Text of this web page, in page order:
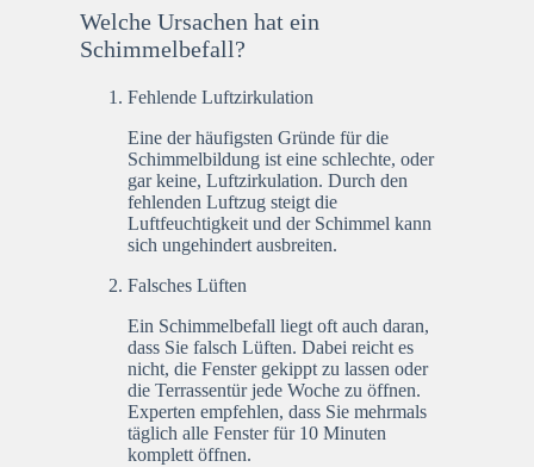
Welche Ursachen hat ein
Schimmelbefall?
Fehlende Luftzirkulation
Eine der häufigsten Gründe für die
Schimmelbildung ist eine schlechte, oder
gar keine, Luftzirkulation. Durch den
fehlenden Luftzug steigt die
Luftfeuchtigkeit und der Schimmel kann
sich ungehindert ausbreiten.
Falsches Lüften
Ein Schimmelbefall liegt oft auch daran,
dass Sie falsch Lüften. Dabei reicht es
nicht, die Fenster gekippt zu lassen oder
die Terrassentür jede Woche zu öffnen.
Experten empfehlen, dass Sie mehrmals
täglich alle Fenster für 10 Minuten
komplett öffnen.